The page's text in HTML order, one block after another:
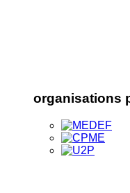
organisations